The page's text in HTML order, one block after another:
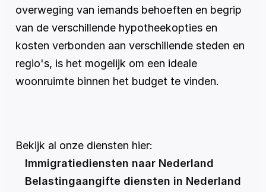
overweging van iemands behoeften en begrip
van de verschillende hypotheekopties en
kosten verbonden aan verschillende steden en
regio's, is het mogelijk om een ideale
woonruimte binnen het budget te vinden.
Bekijk al onze diensten hier:
Immigratiediensten naar Nederland
Belastingaangifte diensten in Nederland